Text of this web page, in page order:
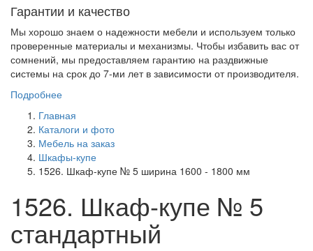
Гарантии и качество
Мы хорошо знаем о надежности мебели и используем только
проверенные материалы и механизмы. Чтобы избавить вас от
сомнений, мы предоставляем гарантию на раздвижные
системы на срок до 7-ми лет в зависимости от производителя.
Подробнее
Главная
Каталоги и фото
Мебель на заказ
Шкафы-купе
1526. Шкаф-купе № 5 ширина 1600 - 1800 мм
1526. Шкаф-купе № 5
стандартный